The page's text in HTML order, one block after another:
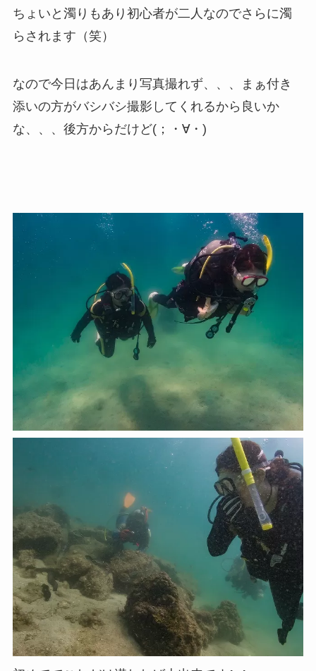
ちょいと濁りもあり初心者が二人なのでさらに濁
らされます（笑）
なので今日はあんまり写真撮れず、、、まぁ付き
添いの方がバシバシ撮影してくれるから良いか
な、、、後方からだけど(；・∀・)